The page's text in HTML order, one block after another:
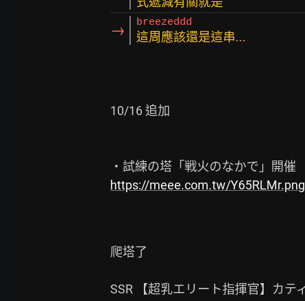
→ breezeddd
這周應該還是這串...
10/16 追加
https://meee.com.tw/Y65RLMr.png
爬塔了